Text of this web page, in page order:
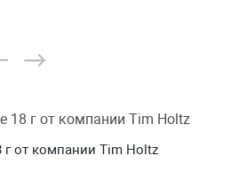
г от компании Tim Holtz